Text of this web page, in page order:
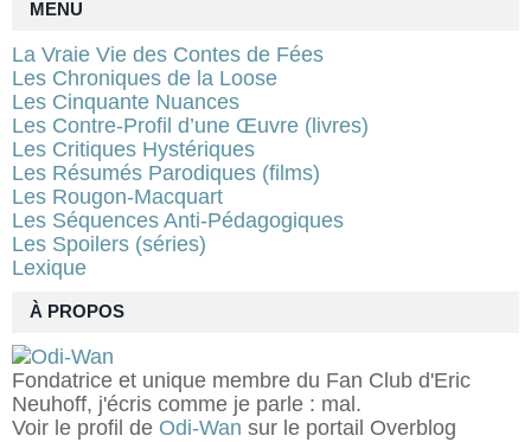
À PROPOS
Fondatrice et unique membre du Fan Club d'Eric
Neuhoff, j'écris comme je parle : mal.
Voir le profil de Odi-Wan sur le portail Overblog
MENU
La Vraie Vie des Contes de Fées
Les Chroniques de la Loose
Les Cinquante Nuances
Les Contre-Profil d’une Œuvre (livres)
Les Critiques Hystériques
Les Résumés Parodiques (films)
Les Rougon-Macquart
Les Séquences Anti-Pédagogiques
Les Spoilers (séries)
Lexique